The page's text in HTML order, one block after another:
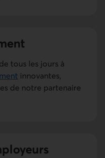
tous les jours à
innovantes,
de notre partenaire